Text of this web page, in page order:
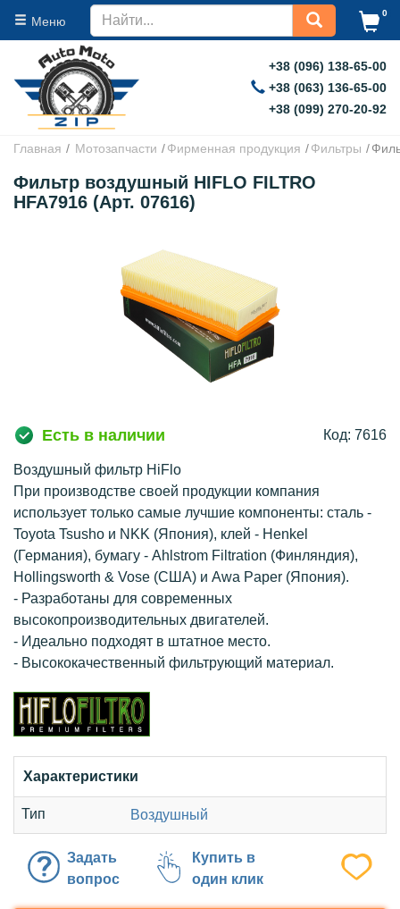
Меню
0
+38 (096) 138-65-00
+38 (063) 136-65-00
+38 (099) 270-20-92
Главная Мотозапчасти Фирменная продукция Фильтры
Фильтр воздушный HIFLO FILTRO
HFA7916 (Арт. 07616)
Есть в наличии Код: 7616
Воздушный фильтр HiFlo
При производстве своей продукции компания
использует только самые лучшие компоненты: сталь -
Toyota Tsusho и NKK (Япония), клей - Henkel
(Германия), бумагу - Ahlstrom Filtration (Финляндия),
Hollingsworth & Vose (США) и Awa Paper (Япония).
- Разработаны для современных
высокопроизводительных двигателей.
- Идеально подходят в штатное место.
- Высококачественный фильтрующий материал.
Характеристики
Тип Воздушный
Задать
вопрос
Купить в
один клик